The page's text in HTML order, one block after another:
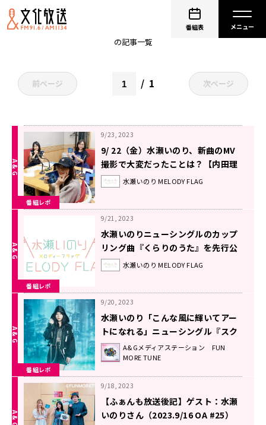
番組表
の記事一覧
前ページ 1 次ページ
番組レポ
9/23, 2023
9/ 22（金）水瀬いのり、新曲のMV
撮影で大変だったことは？【内田理
央のレコメン！FRIDAY】
水瀬いのり MELODY FLAG
番組レポ
9/21, 2023
水瀬いのりニューシングルのカップ
リング曲『くらりのうた』を先行公
開！〜9月3日『水瀬いのりMELODY
FLAG』
水瀬いのり MELODY FLAG
番組レポ
9/20, 2023
水瀬いのり「こんな風に輝いてアー
トになれる」ニューシングル『スク
ラップアート』に込めた想い！
A&Gメディアステーション FUN
MORE TUNE
9/18, 2023
【ふぁんも放送後記】ゲスト：水瀬
いのりさん（2023.9/16 OA #25）